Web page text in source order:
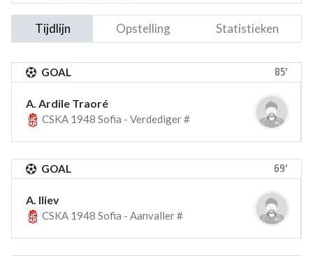
Tijdlijn Opstelling Statistieken
GOAL 85'
A. Ardile Traoré
CSKA 1948 Sofia - Verdediger #
GOAL 69'
A. Iliev
CSKA 1948 Sofia - Aanvaller #